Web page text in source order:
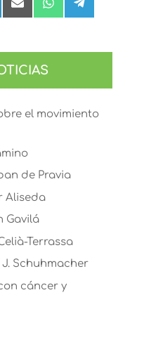
Compartir
en
Compartir
en
Compartir
en
el movimiento
de Pravia
Aliseda
Gavilá
Terrassa
Schuhmacher
cáncer y